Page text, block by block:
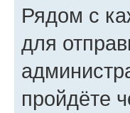
Рядом с
для
пройдёте